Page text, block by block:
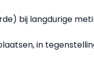
bij langdurige
in